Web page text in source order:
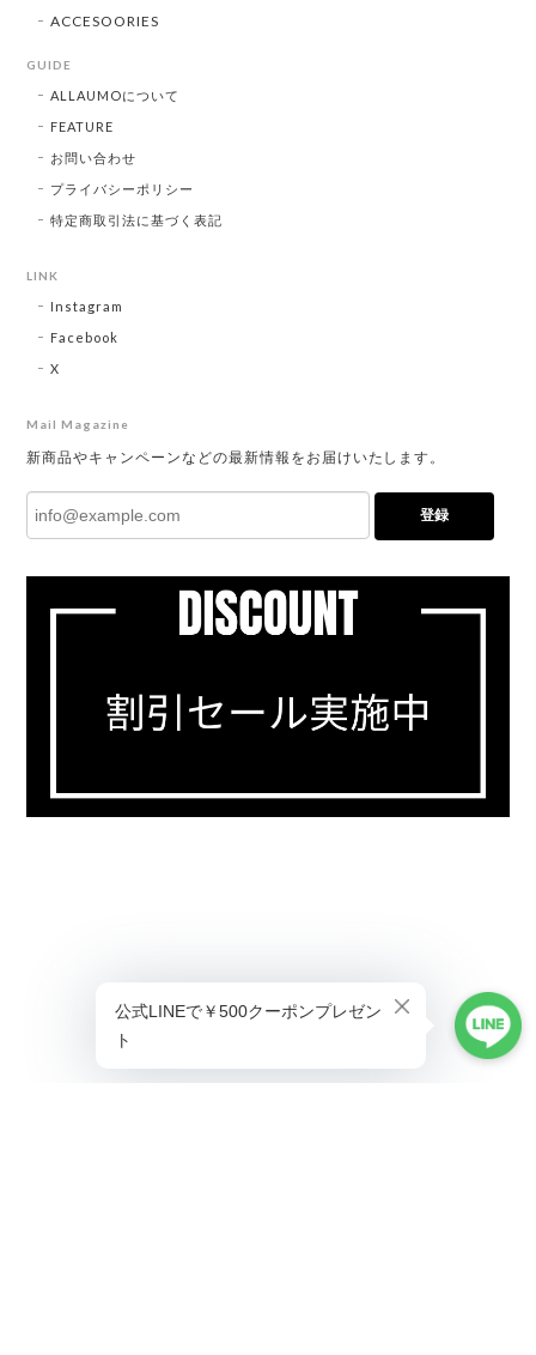
ACCESOORIES
GUIDE
ALLAUMOについて
FEATURE
お問い合わせ
プライバシーポリシー
特定商取引法に基づく表記
LINK
Instagram
Facebook
X
Mail Magazine
新商品やキャンペーンなどの最新情報をお届けいたします。
登録